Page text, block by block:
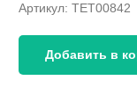
Артикул: TET00842
Добавить в